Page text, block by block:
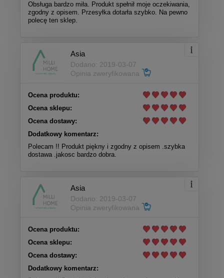
Obsługa bardzo miła. Produkt spełnił moje oczekiwania,
zgodny z opisem. Przesyłka dotarła szybko. Na pewno
polecę ten sklep.
Asia
Dodano: 2019-03-07
Opinia zweryfikowana
Ocena produktu:
Ocena sklepu:
Ocena dostawy:
Dodatkowy komentarz:
Polecam !! Produkt piękny i zgodny z opisem .szybka
dostawa .jakosc bardzo dobra.
Asia
Dodano: 2019-03-07
Opinia zweryfikowana
Ocena produktu:
Ocena sklepu:
Ocena dostawy:
Dodatkowy komentarz: